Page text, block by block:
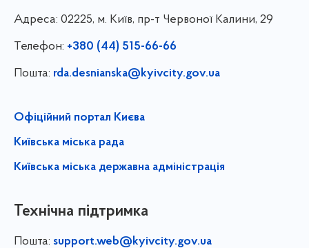
Адреса: 02225, м. Київ, пр-т Червоної Калини, 29
Телефон: +380 (44) 515-66-66
Пошта: rda.desnianska@kyivcity.gov.ua
Офіційний портал Києва
Київська міська рада
Київська міська державна адміністрація
Технічна підтримка
Пошта: support.web@kyivcity.gov.ua